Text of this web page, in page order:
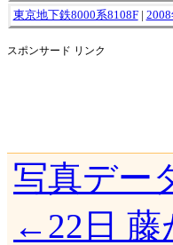
東京地下鉄8000系8108F|
スポンサード リンク
写真デー
←22日 藤